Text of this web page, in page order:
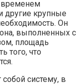
временем
другие крупные
Он
выполненных с
площадь
того, что
систему, в